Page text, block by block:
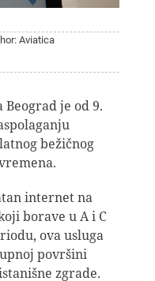
Aviatica
je od 9.
bežičnog
internet na
borave u A i C
ova usluga
površini
zgrade.